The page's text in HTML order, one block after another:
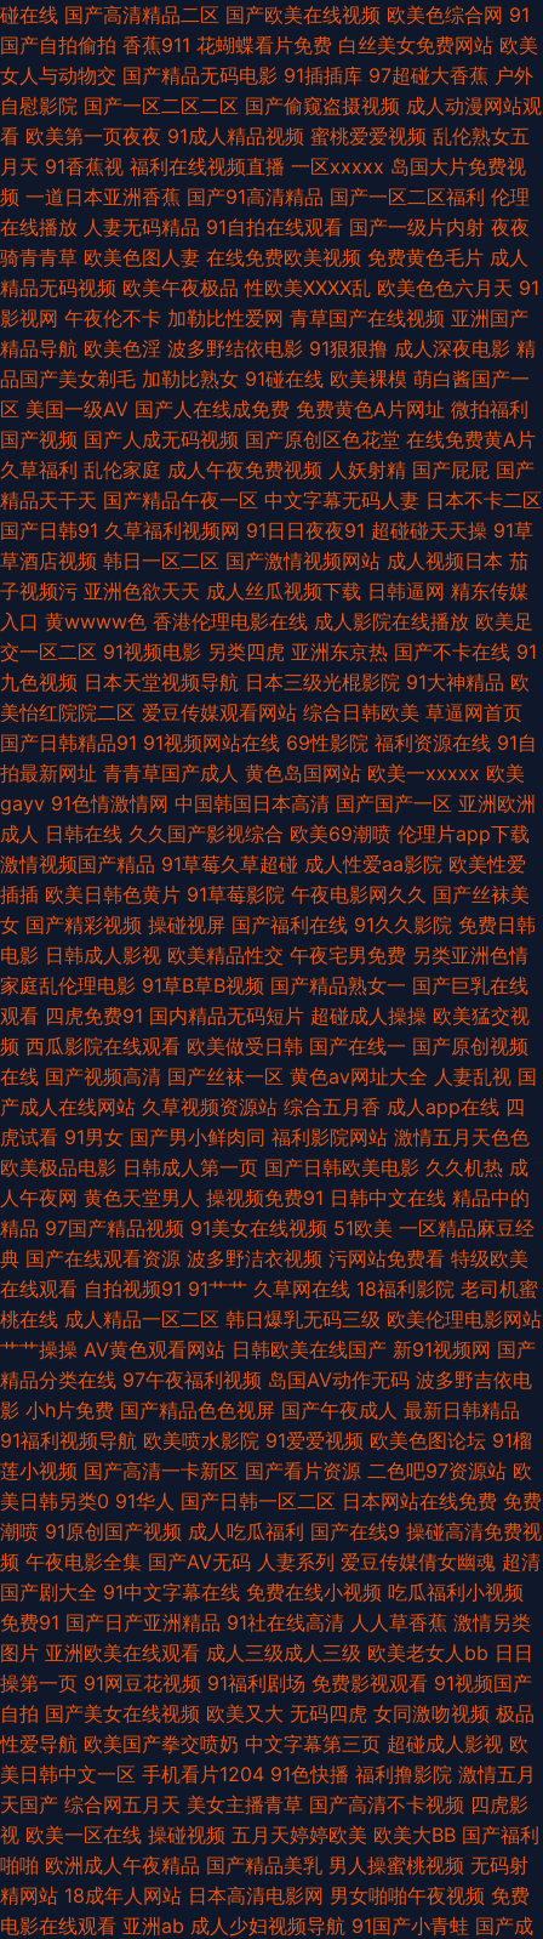
淫成人 97色色影院 久久一品熟妇 91AV国产精品 韩日激情av 无码转区 伊人
成人电影 91视频导航 AV操艹久艹 神马影院午夜限制 91n91c 97午夜剧场场
国模宾馆自拍 蜜桃伊人超碰桃色 五月天综合色色 在线夜间视频91 WWW97
干 岛国av免费 黄色网网址 欧美∨a在线 日本A√视频 91视频在线看 国产精品
网址 三级日本黑人 亚州另类春色小说 www国产噜噜 国产第113页 久久视频
A片欧美 亚洲成人WWW 97色亚洲 国产精品情侣自拍 久草老司机在线 日韩
日日操 亚洲视频一区91 浮力瑟瑟麻豆影院 狠狠曰天天做 青娱乐999 天天日
批 av人人草 第一AV福利网 黑丝视频 麻豆91巨炮 午夜福利网成人 97涩在线
资源网 国产精品在线 久草资源站 欧美情色图文 午夜福利96 亚洲性爱另类
97超碰96超碰 超碰在线中文字幕 国产嫖妓自拍 九九国模色图 亚洲影院午夜
AV 97色色资源网 成人两性影院 国产偷自拍 久久青青草 欧州午夜影院 三级
片免费国产 香焦视频 91N网站在线观 97人妻色色 老司机午夜网 日韩色黄网
无码三级日韩 伊人久操综合在线 AV无码福利导航 豆花官网免费进入 狠狠干
哦日本 久久青青草 偷拍网亚洲 91传媒在线视频 97色色综合 操丝袜美腿人妻
国产成人内射 男人的天堂色导航 日韩H小电影 午夜免费在线观看 91N视频网
z 狼人综合网 日韩色色网站 亚洲国产精华 91次园 a含羞草无码视 国产天天
干在线 免费成人福利 青娱乐999 婷婷成人网导航 伊人黄色视频 WWW操逼
com 国产探花传媒 玖草aⅴ视频 欧日韩123 日韩无码福利导航 91色伦理 成人
在线不卡 国产在线视频91 老司机福利av 亚洲图色16区 a片人与兽www 豆
花最新网站 黄色网大全 男人午夜网站 婷婷好色五月天 91人人草人人 www
狠狠干 国产91电影 黄色激情久久 日韩性爱自拍 在线视频撸 97涩综合 超碰
网—福利电影 欧美色噜噜网 午夜福利7 97超碰青青 超碰色婷婷 国产视频第
20页 欧美性交DVD 香蕉视频禁18 91蜜桃四区 肏草碰91 国产精品在线 美女
抠逼视频 日韩有码三上 亚洲色图动漫 91尤物白虎 成人柠檬导航 蜜桃91网
色色思思 在线奇米666 超碰人人超碰 久草國產視頻 欧洲综合色 午夜导航 91
久久草 变态另类第4页 国产尤物在线三区 日本一本视频 在线91爆菊深喉 AV
性爱区 国产精品成品人品 男人的天堂网页 日韩成人无码A片 自慰视频在线
观看 AV激情导航 国产AB高清 色宗合社区 91成人在线初夜 俺去也影院 精品
思思久久 人妻精品系列 香蕉视频黄下载 91看频 超碰大青青97 韩国无码黄
欧美精品乱 亚洲色色狼456 岛国操逼片 日本精品VA网站 97精品色情 豆花视
频久久 蜜桃成熟网站 女同自慰网站 尤物色情 av福利网址 欧洲TV一区 成人
网站立即观看 久草精品系列 色资源网 91黄色链接 国产精品伊人 久草成人网
碰在线 国产高清精品二区 国产欧美在线视频 欧美色综合网 91
国产自拍偷拍 香蕉911 花蝴蝶看片免费 白丝美女免费网站 欧美
女人与动物交 国产精品无码电影 91插插库 97超碰大香蕉 户外
自慰影院 国产一区二区二区 国产偷窥盗摄视频 成人动漫网站观
看 欧美第一页夜夜 91成人精品视频 蜜桃爱爱视频 乱伦熟女五
月天 91香蕉视 福利在线视频直播 一区xxxxx 岛国大片免费视
频 一道日本亚洲香蕉 国产91高清精品 国产一区二区福利 伦理
在线播放 人妻无码精品 91自拍在线观看 国产一级片内射 夜夜
骑青青草 欧美色图人妻 在线免费欧美视频 免费黄色毛片 成人
精品无码视频 欧美午夜极品 性欧美ⅩⅩⅩⅩ乱 欧美色色六月天 91
影视网 午夜伦不卡 加勒比性爱网 青草国产在线视频 亚洲国产
精品导航 欧美色淫 波多野结依电影 91狠狠撸 成人深夜电影 精
品国产美女剃毛 加勒比熟女 91碰在线 欧美裸模 萌白酱国产一
区 美国一级AV 国产人在线成免费 免费黄色A片网址 微拍福利
国产视频 国产人成无码视频 国产原创区色花堂 在线免费黄A片
久草福利 乱伦家庭 成人午夜免费视频 人妖射精 国产屁屁 国产
精品天干天 国产精品午夜一区 中文字幕无码人妻 日本不卡二区
国产日韩91 久草福利视频网 91日日夜夜91 超碰碰天天操 91草
草酒店视频 韩日一区二区 国产激情视频网站 成人视频日本 茄
子视频污 亚洲色欲天天 成人丝瓜视频下载 日韩逼网 精东传媒
入口 黄wwww色 香港伦理电影在线 成人影院在线播放 欧美足
交一区二区 91视频电影 另类四虎 亚洲东京热 国产不卡在线 91
九色视频 日本天堂视频导航 日本三级光棍影院 91大神精品 欧
美怡红院院二区 爱豆传媒观看网站 综合日韩欧美 草逼网首页
国产日韩精品91 91视频网站在线 69性影院 福利资源在线 91自
拍最新网址 青青草国产成人 黄色岛国网站 欧美一xxxxx 欧美
gayv 91色情激情网 中国韩国日本高清 国产国产一区 亚洲欧洲
成人 日韩在线 久久国产影视综合 欧美69潮喷 伦理片app下载
激情视频国产精品 91草莓久草超碰 成人性爱aa影院 欧美性爱
插插 欧美日韩色黄片 91草莓影院 午夜电影网久久 国产丝袜美
女 国产精彩视频 操碰视屏 国产福利在线 91久久影院 免费日韩
电影 日韩成人影视 欧美精品性交 午夜宅男免费 另类亚洲色情
家庭乱伦理电影 91草B草B视频 国产精品熟女一 国产巨乳在线
观看 四虎免费91 国内精品无码短片 超碰成人操操 欧美猛交视
频 西瓜影院在线观看 欧美做受日韩 国产在线一 国产原创视频
在线 国产视频高清 国产丝袜一区 黄色av网址大全 人妻乱视 国
产成人在线网站 久草视频资源站 综合五月香 成人app在线 四
虎试看 91男女 国产男小鲜肉同 福利影院网站 激情五月天色色
欧美极品电影 日韩成人第一页 国产日韩欧美电影 久久机热 成
人午夜网 黄色天堂男人 操视频免费91 日韩中文在线 精品中的
精品 97国产精品视频 91美女在线视频 51欧美 一区精品麻豆经
典 国产在线观看资源 波多野洁衣视频 污网站免费看 特级欧美
在线观看 自拍视频91 91艹艹 久草网在线 18福利影院 老司机蜜
桃在线 成人精品一区二区 韩日爆乳无码三级 欧美伦理电影网站
艹艹操操 AV黄色观看网站 日韩欧美在线国产 新91视频网 国产
精品分类在线 97午夜福利视频 岛国AV动作无码 波多野吉依电
影 小h片免费 国产精品色色视屏 国产午夜成人 最新日韩精品
91福利视频导航 欧美喷水影院 91爱爱视频 欧美色图论坛 91榴
莲小视频 国产高清一卡新区 国产看片资源 二色吧97资源站 欧
美日韩另类0 91华人 国产日韩一区二区 日本网站在线免费 免费
潮喷 91原创国产视频 成人吃瓜福利 国产在线9 操碰高清免费视
频 午夜电影全集 国产AV无码 人妻系列 爱豆传媒倩女幽魂 超清
国产剧大全 91中文字幕在线 免费在线小视频 吃瓜福利小视频
免费91 国产日产亚洲精品 91社在线高清 人人草香蕉 激情另类
图片 亚洲欧美在线观看 成人三级成人三级 欧美老女人bb 日日
操第一页 91网豆花视频 91福利剧场 免费影视观看 91视频国产
自拍 国产美女在线视频 欧美又大 无码四虎 女同激吻视频 极品
性爱导航 欧美国产拳交喷奶 中文字幕第三页 超碰成人影视 欧
美日韩中文一区 手机看片1204 91色快播 福利撸影院 激情五月
天国产 综合网五月天 美女主播青草 国产高清不卡视频 四虎影
视 欧美一区在线 操碰视频 五月天婷婷欧美 欧美大BB 国产福利
啪啪 欧洲成人午夜精品 国产精品美乳 男人操蜜桃视频 无码射
精网站 18成年人网站 日本高清电影网 男女啪啪午夜视频 免费
电影在线观看 亚洲ab 成人少妇视频导航 91国产小青蛙 国产成